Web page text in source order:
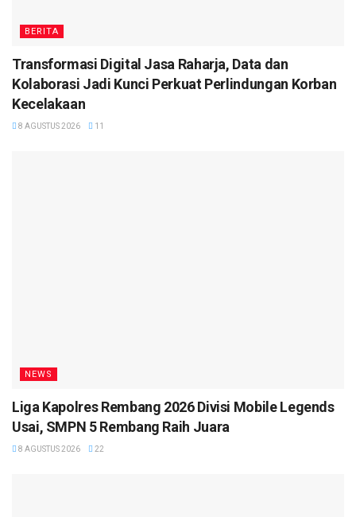
BERITA
Transformasi Digital Jasa Raharja, Data dan
Kolaborasi Jadi Kunci Perkuat Perlindungan Korban
Kecelakaan
8 AGUSTUS 2026 11
NEWS
Liga Kapolres Rembang 2026 Divisi Mobile Legends
Usai, SMPN 5 Rembang Raih Juara
8 AGUSTUS 2026 22